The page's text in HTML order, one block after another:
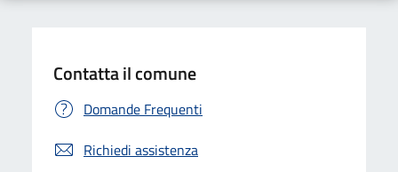
Contatta il comune
Domande Frequenti
Richiedi assistenza